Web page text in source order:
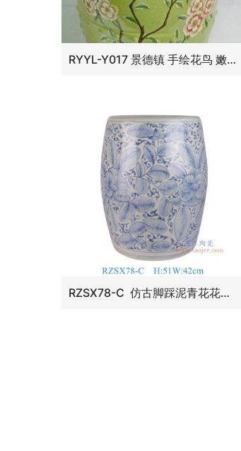
RYYL-Y017 景德镇 手绘花鸟 嫩绿色 陶瓷鼓凳换鞋凳花架家居工艺绣墩装饰摆件
RZSX78-C 仿古脚踩泥青花花叶纹凳子